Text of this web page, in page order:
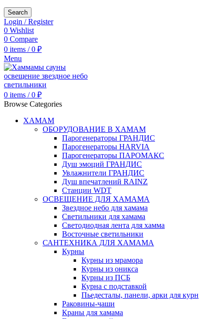
Search
Login / Register
0 Wishlist
0 Compare
0 items / 0 ₽
Menu
0 items / 0 ₽
Browse Categories
ХАМАМ
ОБОРУДОВАНИЕ В ХАМАМ
Парогенераторы ГРАНДИС
Парогенераторы HARVIA
Парогенераторы ПАРОМАКС
Душ эмоций ГРАНДИС
Увлажнители ГРАНДИС
Душ впечатлений RAINZ
Станции WDT
ОСВЕЩЕНИЕ ДЛЯ ХАМАМА
Звездное небо для хамама
Светильники для хамама
Светодиодная лента для хамма
Восточные светильники
САНТЕХНИКА ДЛЯ ХАМАМА
Курны
Курны из мрамора
Курны из оникса
Курны из ПСБ
Курна с подставкой
Пьедесталы, панели, арки для курн
Раковины-чаши
Краны для хамама